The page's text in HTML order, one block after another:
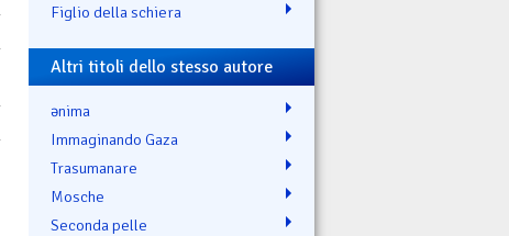
Figlio della schiera
Altri titoli dello stesso autore
ənima
Immaginando Gaza
Trasumanare
Mosche
Seconda pelle